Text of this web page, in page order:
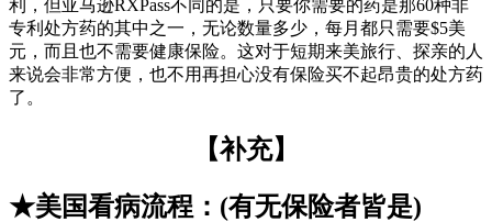
利，但亚马逊RXPass不同的是，只要你需要的药是那60种非
专利处方药的其中之一，无论数量多少，每月都只需要$5美
元，而且也不需要健康保险。这对于短期来美旅行、探亲的人
来说会非常方便，也不用再担心没有保险买不起昂贵的处方药
了。
【补充】
★美国看病流程：(有无保险者皆是)